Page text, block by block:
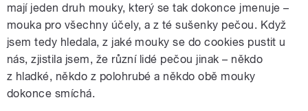
mají jeden druh mouky, který se tak dokonce jmenuje –
mouka pro všechny účely, a z té sušenky pečou. Když
jsem tedy hledala, z jaké mouky se do cookies pustit u
nás, zjistila jsem, že různí lidé pečou jinak – někdo
z hladké, někdo z polohrubé a někdo obě mouky
dokonce smíchá.